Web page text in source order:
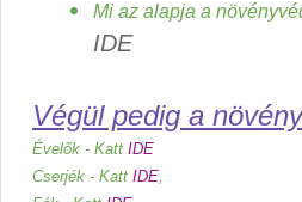
Mi az alapja a
IDE
Végül pedig a
Évelők - Katt IDE
Cserjék - Katt IDE,